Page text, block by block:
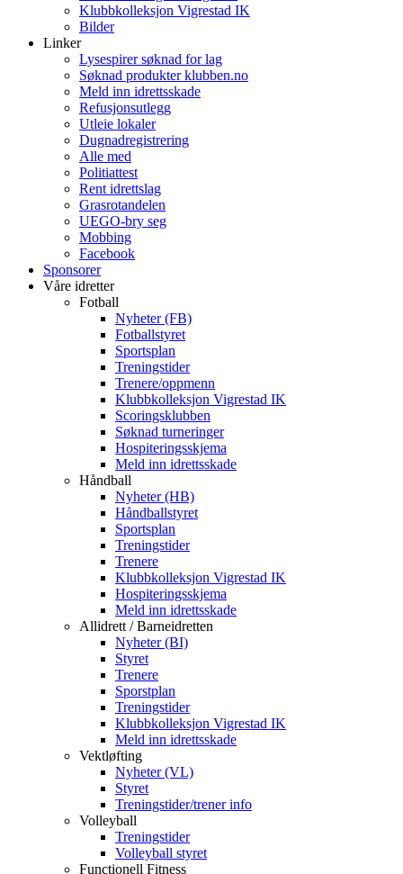
Klubbkolleksjon Vigrestad IK
Bilder
Linker
Lysespirer søknad for lag
Søknad produkter klubben.no
Meld inn idrettsskade
Refusjonsutlegg
Utleie lokaler
Dugnadregistrering
Alle med
Politiattest
Rent idrettslag
Grasrotandelen
UEGO-bry seg
Mobbing
Facebook
Sponsorer
Våre idretter
Fotball
Nyheter (FB)
Fotballstyret
Sportsplan
Treningstider
Trenere/oppmenn
Klubbkolleksjon Vigrestad IK
Scoringsklubben
Søknad turneringer
Hospiteringsskjema
Meld inn idrettsskade
Håndball
Nyheter (HB)
Håndballstyret
Sportsplan
Treningstider
Trenere
Klubbkolleksjon Vigrestad IK
Hospiteringsskjema
Meld inn idrettsskade
Allidrett / Barneidretten
Nyheter (BI)
Styret
Trenere
Sporstplan
Treningstider
Klubbkolleksjon Vigrestad IK
Meld inn idrettsskade
Vektløfting
Nyheter (VL)
Styret
Treningstider/trener info
Volleyball
Treningstider
Volleyball styret
Functionell Fitness